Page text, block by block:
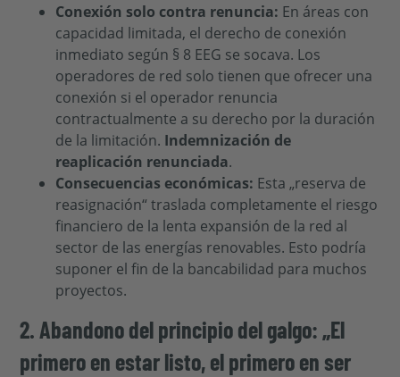
Conexión solo contra renuncia: En áreas con
capacidad limitada, el derecho de conexión
inmediato según § 8 EEG se socava. Los
operadores de red solo tienen que ofrecer una
conexión si el operador renuncia
contractualmente a su derecho por la duración
de la limitación. Indemnización de
reaplicación renunciada.
Consecuencias económicas: Esta „reserva de
reasignación“ traslada completamente el riesgo
financiero de la lenta expansión de la red al
sector de las energías renovables. Esto podría
suponer el fin de la bancabilidad para muchos
proyectos.
2. Abandono del principio del galgo: „El
primero en estar listo, el primero en ser